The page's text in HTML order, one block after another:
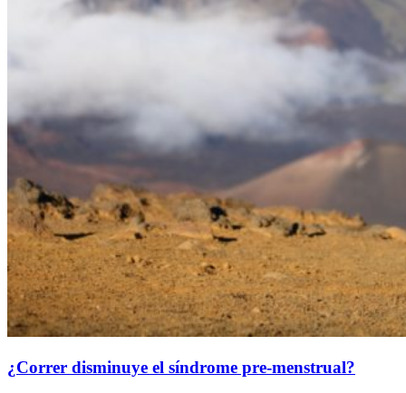
¿Correr disminuye el síndrome pre-menstrual?